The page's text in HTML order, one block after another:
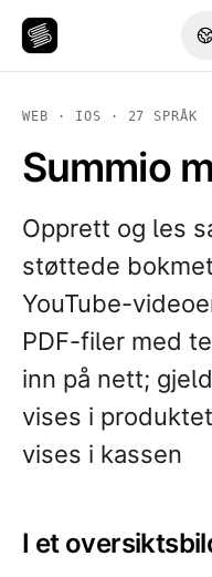
WEB · IOS · 27 SPRÅK
Summio
Opprett og les
støttede
YouTube-
PDF-filer med
inn på nett;
vises i
vises i kassen
I et